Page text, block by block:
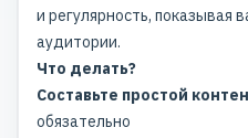
и регулярность, показывая
аудитории.
Что делать?
Составьте простой
обязательно